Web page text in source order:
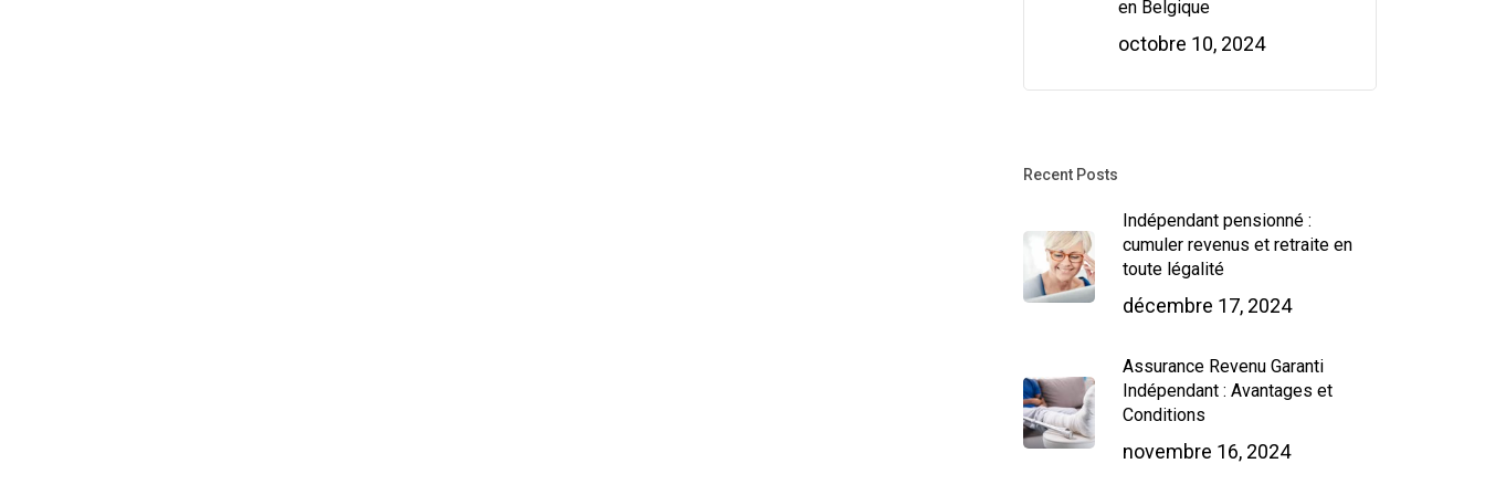
en Belgique
octobre 10, 2024
Recent Posts
Indépendant pensionné :
cumuler revenus et retraite en
toute légalité
décembre 17, 2024
Assurance Revenu Garanti
Indépendant : Avantages et
Conditions
novembre 16, 2024